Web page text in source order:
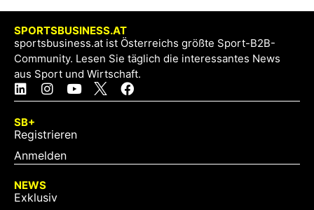
SPORTSBUSINESS.AT
sportsbusiness.at ist Österreichs größte Sport-B2B-
Community. Lesen Sie täglich die interessantes News
aus Sport und Wirtschaft.
SB+
Registrieren
Anmelden
NEWS
Exklusiv